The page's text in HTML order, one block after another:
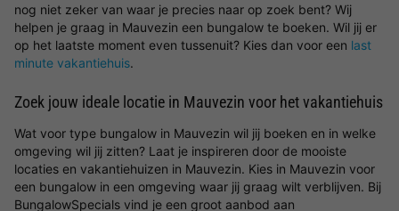
nog niet zeker van waar je precies naar op zoek bent? Wij
helpen je graag in Mauvezin een bungalow te boeken. Wil jij er
op het laatste moment even tussenuit? Kies dan voor een last
minute vakantiehuis.
Zoek jouw ideale locatie in Mauvezin voor het vakantiehuis
Wat voor type bungalow in Mauvezin wil jij boeken en in welke
omgeving wil jij zitten? Laat je inspireren door de mooiste
locaties en vakantiehuizen in Mauvezin. Kies in Mauvezin voor
een bungalow in een omgeving waar jij graag wilt verblijven. Bij
BungalowSpecials vind je een groot aanbod aan